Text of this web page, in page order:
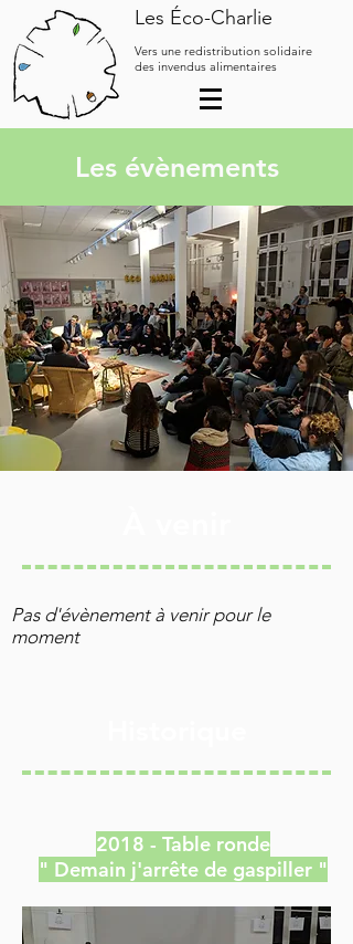
Les Éco-Charlie
Vers une redistribution solidaire
des invendus alimentaires
Les évènements
Pas d'évènement à venir pour le
moment
2018 - Table ronde
" Demain j'arrête de gaspiller "